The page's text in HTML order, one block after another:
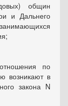
общин
и Дальнего
по
возникают в
закона N